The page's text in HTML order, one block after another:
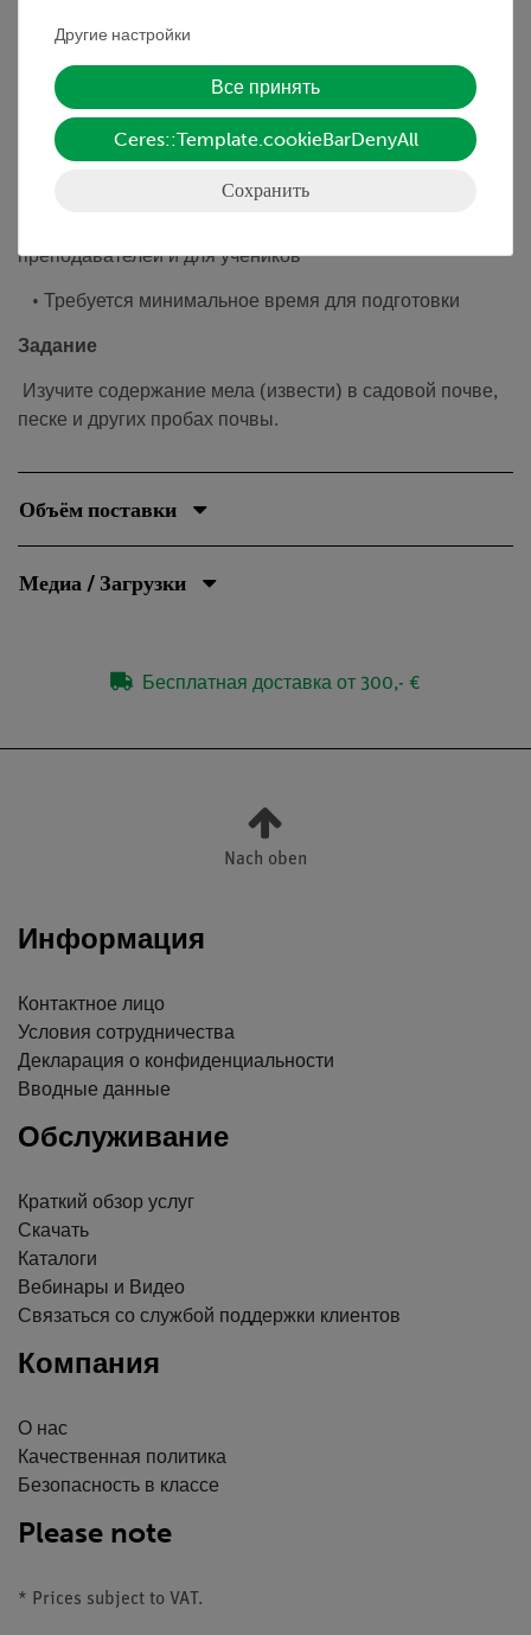
роль в процессах набухания, а также является
питательным веществом для растений.
Преимущества
• Эксперимент является частью набора по общей
преподавателей и для учеников
• Требуется минимальное время для подготовки
Задание
Изучите содержание мела (извести) в садовой почве,
песке и других пробах почвы.
Объём поставки
Медиа / Загрузки
Бесплатная доставка от 300,- €
Nach oben
Информация
Контактное лицо
Условия сотрудничества
Декларация о конфиденциальности
Вводные данные
Обслуживание
Краткий обзор услуг
Скачать
Каталоги
Вебинары и Видео
Связаться со службой поддержки клиентов
Компания
О нас
Качественная политика
Безопасность в классе
Please note
* Prices subject to VAT.
Другие настройки
Все принять
Ceres::Template.cookieBarDenyAll
Сохранить